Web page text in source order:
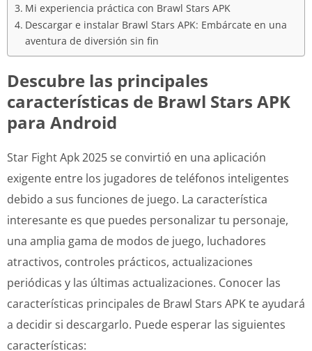
Mi experiencia práctica con Brawl Stars APK
Descargar e instalar Brawl Stars APK: Embárcate en una
aventura de diversión sin fin
Descubre las principales
características de Brawl Stars APK
para Android
Star Fight Apk 2025 se convirtió en una aplicación
exigente entre los jugadores de teléfonos inteligentes
debido a sus funciones de juego. La característica
interesante es que puedes personalizar tu personaje,
una amplia gama de modos de juego, luchadores
atractivos, controles prácticos, actualizaciones
periódicas y las últimas actualizaciones. Conocer las
características principales de Brawl Stars APK te ayudará
a decidir si descargarlo. Puede esperar las siguientes
características: